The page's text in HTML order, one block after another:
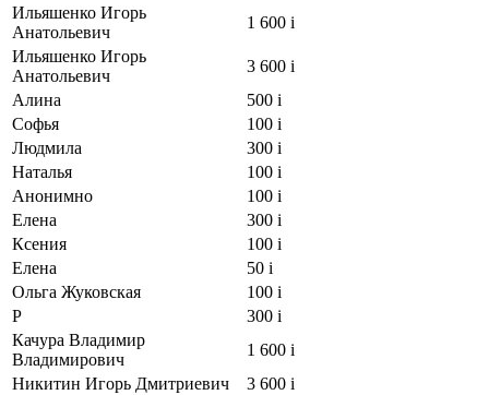
Ильяшенко Игорь
Анатольевич
1 600 i
Ильяшенко Игорь
Анатольевич
3 600 i
Алина
500 i
Софья
100 i
Людмила
300 i
Наталья
100 i
Анонимно
100 i
Елена
300 i
Ксения
100 i
Елена
50 i
Ольга Жуковская
100 i
Р
300 i
Качура Владимир
Владимирович
1 600 i
Никитин Игорь Дмитриевич
3 600 i